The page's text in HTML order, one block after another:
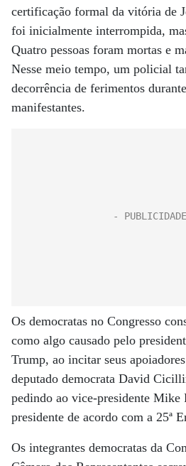
certificação formal da vitória de
foi inicialmente interrompida,
Quatro pessoas foram mortas e
Nesse meio tempo, um policial
decorrência de ferimentos
manifestantes.
Os democratas no Congresso
como algo causado pelo
Trump, ao incitar seus
deputado democrata David
pedindo ao vice-presidente Mike
presidente de acordo com a 25ª
Os integrantes democratas da